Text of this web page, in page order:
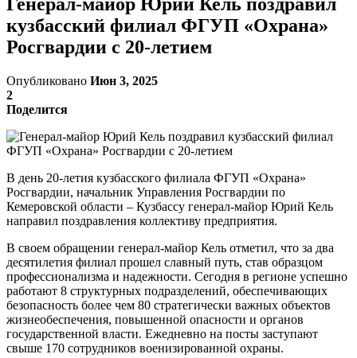
кузбасский филиал ФГУП «Охрана»
Росгвардии с 20-летием
Опубликовано Июн 3, 2025
2
Поделится
В день 20-летия кузбасского филиала ФГУП «Охрана»
Росгвардии, начальник Управления Росгвардии по
Кемеровской области – Кузбассу генерал-майор Юрий Кель
направил поздравления коллективу предприятия.
В своем обращении генерал-майор Кель отметил, что за два
десятилетия филиал прошел славный путь, став образцом
профессионализма и надежности. Сегодня в регионе успешно
работают 8 структурных подразделений, обеспечивающих
безопасность более чем 80 стратегически важных объектов
жизнеобеспечения, повышенной опасности и органов
государственной власти. Ежедневно на посты заступают
свыше 170 сотрудников военизированной охраны.